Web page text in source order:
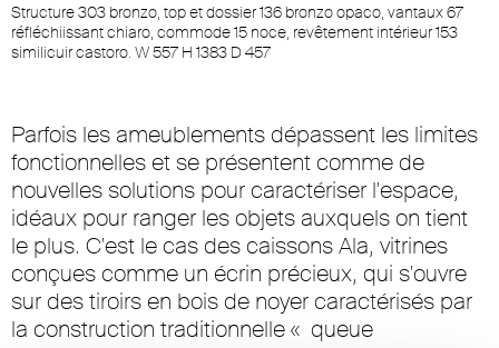
Structure 303 bronzo, top et dossier 136 bronzo opaco, vantaux 67
réfléchiissant chiaro, commode 15 noce, revêtement intérieur 153
similicuir castoro. W 557 H 1383 D 457
Parfois les ameublements dépassent les limites
fonctionnelles et se présentent comme de
nouvelles solutions pour caractériser l'espace,
idéaux pour ranger les objets auxquels on tient
le plus. C'est le cas des caissons Ala, vitrines
conçues comme un écrin précieux, qui s'ouvre
sur des tiroirs en bois de noyer caractérisés par
la construction traditionnelle« queue